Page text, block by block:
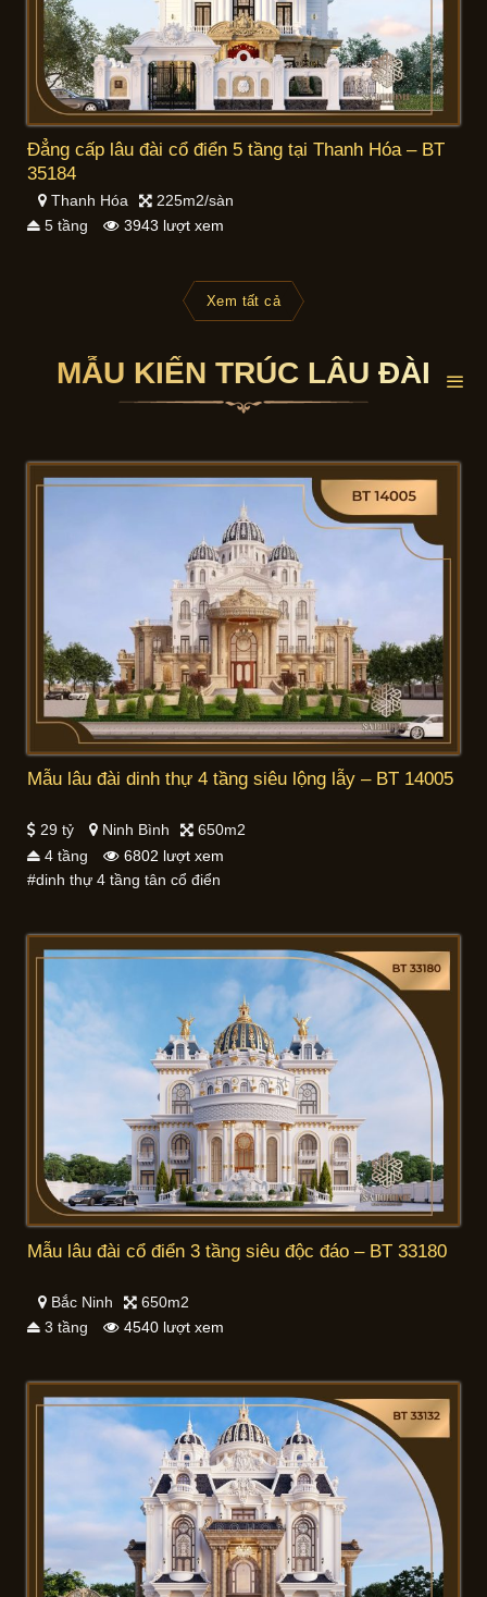
Đẳng cấp lâu đài cổ điển 5 tầng tại Thanh Hóa – BT
35184
Thanh Hóa
225m2/sàn
5 tầng
3943 lượt xem
Xem tất cả
MẪU KIẾN TRÚC LÂU ĐÀI
Mẫu lâu đài dinh thự 4 tầng siêu lộng lẫy – BT 14005
29 tỷ Ninh Bình
650m2
4 tầng
6802 lượt xem
#dinh thự 4 tầng tân cổ điển
Mẫu lâu đài cổ điển 3 tầng siêu độc đáo – BT 33180
Bắc Ninh
650m2
3 tầng
4540 lượt xem